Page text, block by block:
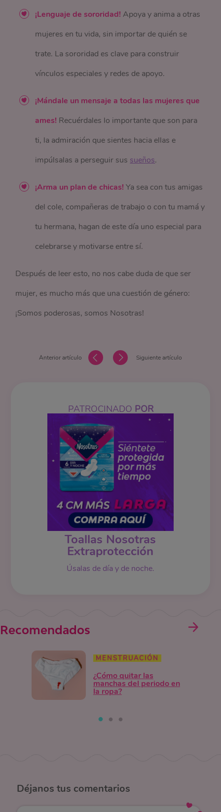
¡Lenguaje de sororidad!Apoya y anima a otras
mujeres en tu vida, sin importar de quién se
trate. La sororidad es clave para construir
vínculos especiales y redes de apoyo.
¡Mándale un mensaje a todas las mujeres que
ames! Recuérdales lo importante que son para
ti, la admiración que sientes hacia ellas e
impúlsalas a perseguir sus sueños.
¡Arma un plan de chicas!Ya sea con tus amigas
del cole, compañeras de trabajo o con tu mamá y
tu hermana, hagan de este día uno especial para
celebrarse y motivarse entre sí.
Después de leer esto, no nos cabe duda de que ser
mujer, es mucho más que una cuestión de género:
¡Somos poderosas, somos Nosotras!
Anterior artículo Siguiente artículo
PATROCINADO POR
Toallas Nosotras
Extraprotección
Úsalas de día y de noche.
Recomendados
MENSTRUACIÓN
¿Cómo quitar las
manchas del periodo en
la ropa?
Déjanos tus comentarios